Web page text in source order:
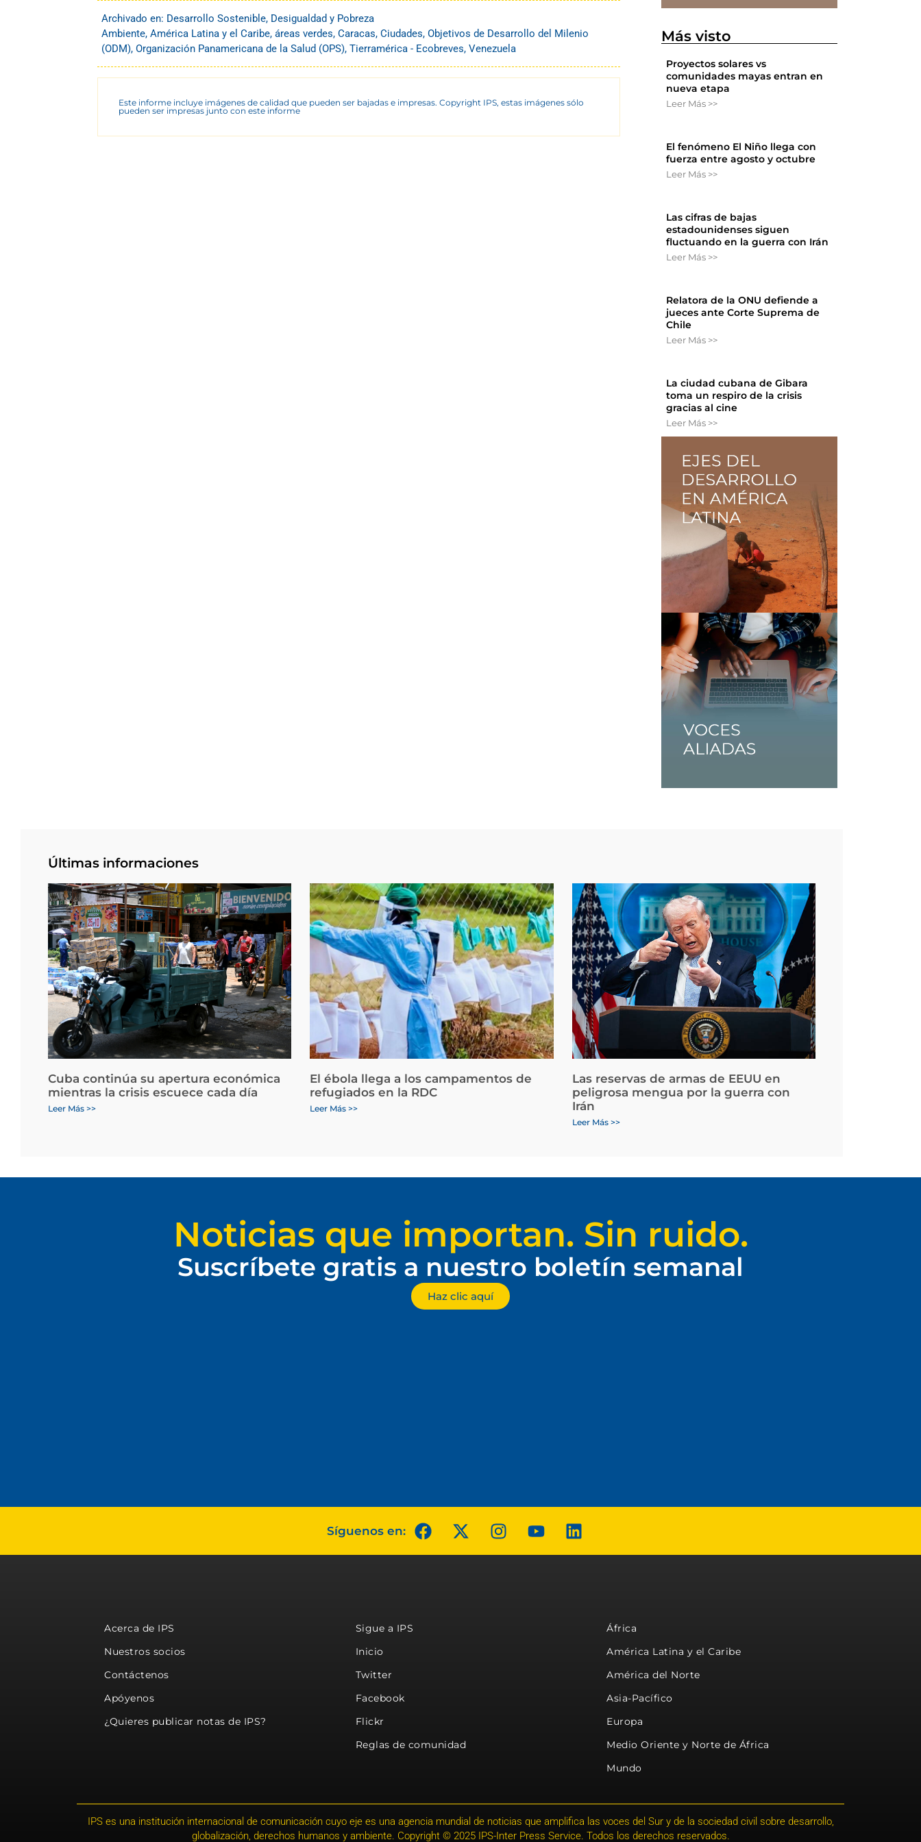
Archivado en: Desarrollo Sostenible, Desigualdad y Pobreza
Ambiente, América Latina y el Caribe, áreas verdes, Caracas, Ciudades, Objetivos de Desarrollo del Milenio
(ODM), Organización Panamericana de la Salud (OPS), Tierramérica - Ecobreves, Venezuela
Este informe incluye imágenes de calidad que pueden ser bajadas e impresas. Copyright IPS, estas imágenes sólo
pueden ser impresas junto con este informe
Más visto
Proyectos solares vs
comunidades mayas entran en
nueva etapa
Leer Más >>
El fenómeno El Niño llega con
fuerza entre agosto y octubre
Leer Más >>
Las cifras de bajas
estadounidenses siguen
fluctuando en la guerra con Irán
Leer Más >>
Relatora de la ONU defiende a
jueces ante Corte Suprema de
Chile
Leer Más >>
La ciudad cubana de Gibara
toma un respiro de la crisis
gracias al cine
Leer Más >>
Últimas informaciones
Cuba continúa su apertura económica
mientras la crisis escuece cada día
Leer Más >>
El ébola llega a los campamentos de
refugiados en la RDC
Leer Más >>
Las reservas de armas de EEUU en
peligrosa mengua por la guerra con
Irán
Leer Más >>
Noticias que importan. Sin ruido.
Suscríbete gratis a nuestro boletín semanal
Haz clic aquí
Síguenos en:
Acerca de IPS
Nuestros socios
Contáctenos
Apóyenos
¿Quieres publicar notas de IPS?
Sigue a IPS
Inicio
Twitter
Facebook
Flickr
Reglas de comunidad
África
América Latina y el Caribe
América del Norte
Asia-Pacífico
Europa
Medio Oriente y Norte de África
Mundo
IPS es una institución internacional de comunicación cuyo eje es una agencia mundial de noticias que amplifica las voces del Sur y de la sociedad civil sobre desarrollo,
globalización, derechos humanos y ambiente. Copyright © 2025 IPS-Inter Press Service. Todos los derechos reservados.